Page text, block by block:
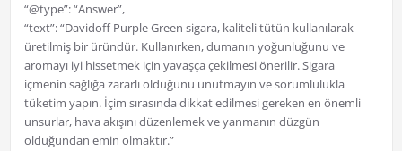
“@type”: “Answer”,
“text”: “Davidoff Purple Green sigara, kaliteli tütün kullanılarak
üretilmiş bir üründür. Kullanırken, dumanın yoğunluğunu ve
aromayı iyi hissetmek için yavaşça çekilmesi önerilir. Sigara
içmenin sağlığa zararlı olduğunu unutmayın ve sorumlulukla
tüketim yapın. İçim sırasında dikkat edilmesi gereken en önemli
unsurlar, hava akışını düzenlemek ve yanmanın düzgün
olduğundan emin olmaktır.”